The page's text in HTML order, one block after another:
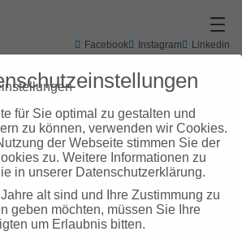
Facebook Instagram Linkedin
info@zd-bb.de
für Sie optimal zu gestalten und
zu können, verwenden wir Cookies.
der Webseite stimmen Sie der
zu. Weitere Informationen zu
in unserer Datenschutzerklärung.
alt sind und Ihre Zustimmung zu
geben möchten, müssen Sie Ihre
um Erlaubnis bitten.